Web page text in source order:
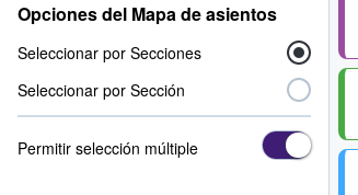
Opciones del Mapa de asientos
Seleccionar por Secciones
Seleccionar por Sección
Permitir selección múltiple